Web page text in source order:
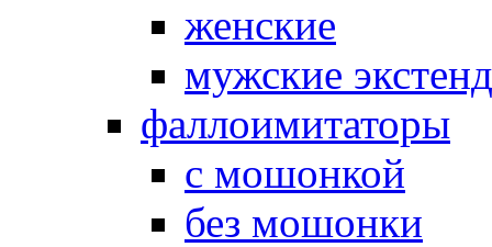
женские
мужские
фаллоимитаторы
с мошонкой
без мошонки